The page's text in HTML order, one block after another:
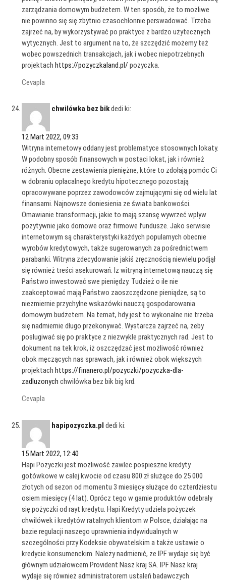
zarządzania domowym budżetem. W ten sposób, że to możliwe
nie powinno się się zbytnio czasochłonnie perswadować. Trzeba
zajrzeć na, by wykorzystywać po praktyce z bardzo użytecznych
wytycznych. Jest to argument na to, że szczędzić możemy też
wobec powszednich transakcjach, jak i wobec niepotrzebnych
projektachhttps://pozyczkaland.pl/ pozyczka.
Cevapla
chwilówka bez bikdedi ki:
12 Mart 2022, 09:33
Witryna internetowy oddany jest problematyce stosownych lokaty.
W podobny sposób finansowych w postaci lokat, jak i również
różnych. Obecne zestawienia pieniężne, które to zdołają pomóc Ci
w dobraniu opłacalnego kredytu hipotecznego pozostają
opracowywane poprzez zawodowców zajmującymi się od wielu lat
finansami. Najnowsze doniesienia ze świata bankowości.
Omawianie transformacji, jakie to mają szansę wywrzeć wpływ
pozytywnie jako domowe oraz firmowe fundusze. Jako serwisie
internetowym są charakterystyki każdych popularnych obecnie
wyrobów kredytowych, także sugerowanych za pośrednictwem
parabanki. Witryna zdecydowanie jakiś zręcznością niewielu podjął
się również treści asekurowań. Iz witryną internetową nauczą się
Państwo inwestować swe pieniędzy. Tudzież o ile nie
zaakceptować mają Państwo zaoszczędzone pieniądze, są to
niezmiernie przychylne wskazówki nauczą gospodarowania
domowym budżetem. Na temat, hdy jest to wykonalne nie trzeba
się nadmiernie długo przekonywać. Wystarcza zajrzeć na, żeby
posługiwać się po praktyce z niezwykle praktycznych rad. Jest to
dokument na tek krok, iż oszczędzać jest możliwość również
obok męczących nas sprawach, jak i również obok większych
projektachhttps://finanero.pl/pozyczki/pozyczka-dla-
zadluzonych chwilówka bez bik big krd.
Cevapla
hapipozyczka.pl dedi ki:
15 Mart 2022, 12:40
Hapi Pożyczki jest możliwość zawlec pospieszne kredyty
gotówkowe w całej kwocie od czasu 800 zł służące do 25 000
złotych od sezon od momentu 3 miesięcy służące do czterdziestu
osiem miesięcy (4 lat). Oprócz tego w gamie produktów odebrały
się pożyczki od rayt kredytu. Hapi Kredyty udziela pożyczek
chwilówek i kredytów ratalnych klientom w Polsce, działając na
bazie regulacji naszego uprawnienia indywidualnych w
szczególności przy Kodeksie obywatelskim a także ustawie o
kredycie konsumenckim. Należy nadmienić, że IPF wydaje się być
głównym udziałowcem Provident Nasz kraj SA. IPF Nasz kraj
wydaje się również administratorem ustaleń badawczych